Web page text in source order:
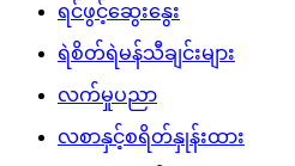
ရင်ဖွင့်ဆွေးနွေး
ရဲစိတ်ရဲမန်သီချင်းများ
လက်မှုပညာ
လစာနှင့်စရိတ်နှုန်းထား